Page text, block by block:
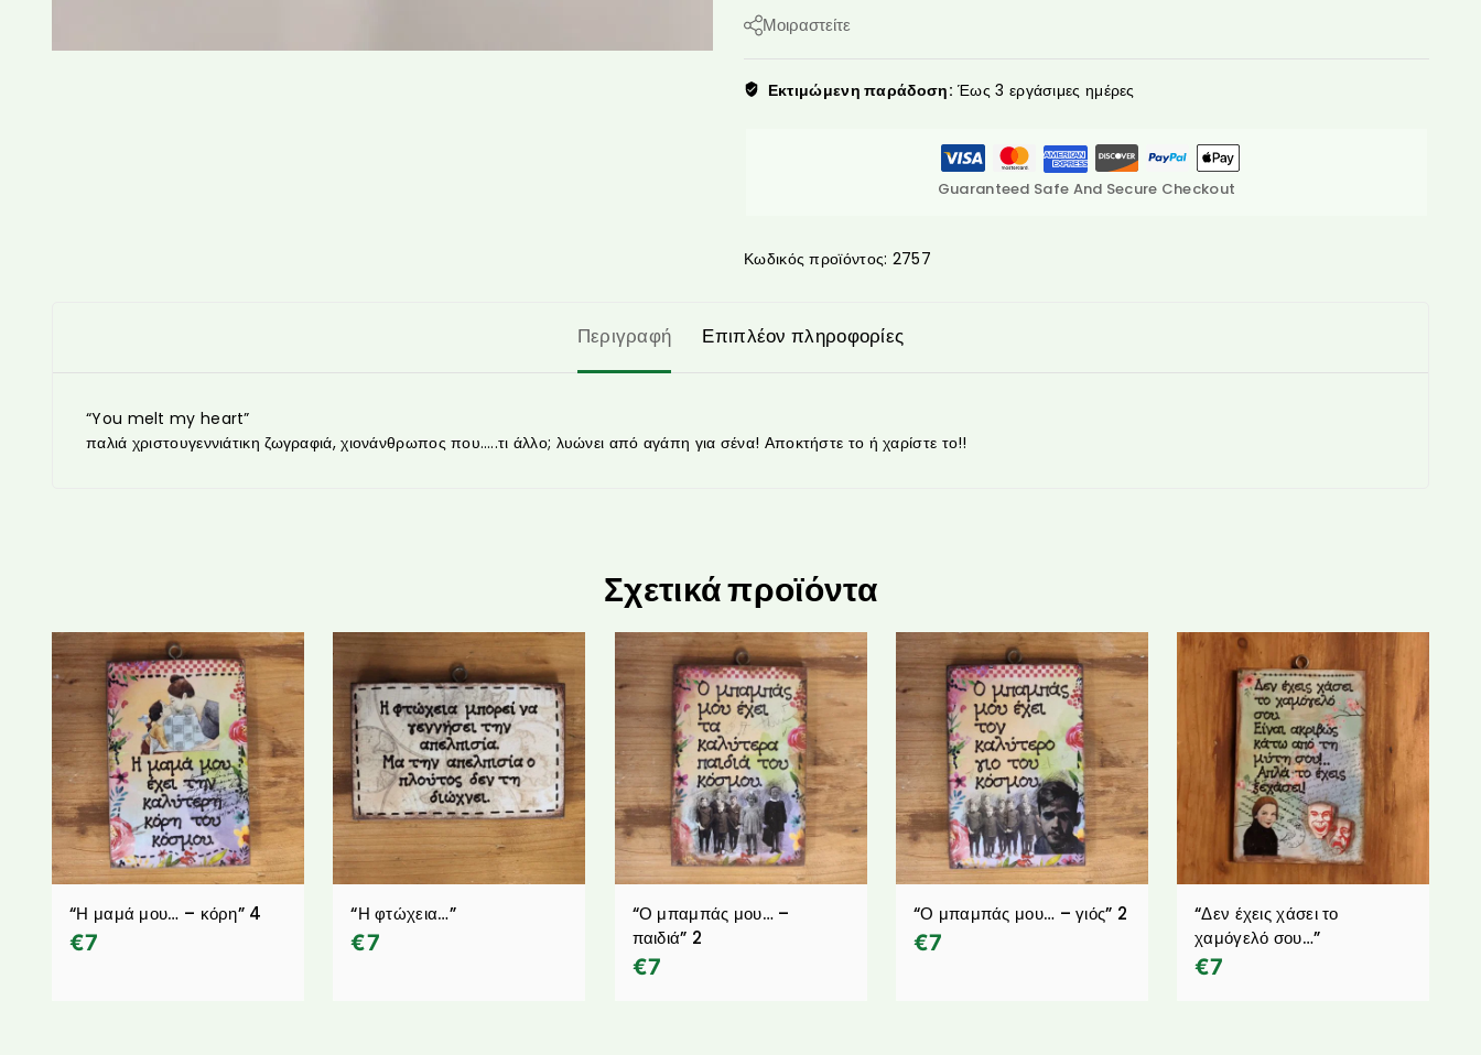
Μοιραστείτε
Εκτιμώμενη παράδοση: Έως 3 εργάσιμες ημέρες
Guaranteed Safe And Secure Checkout
Κωδικός προϊόντος: 2757
Περιγραφή Επιπλέον πληροφορίες
“You melt my heart”
παλιά χριστουγεννιάτικη ζωγραφιά, χιονάνθρωπος που…..τι άλλο; λυώνει από αγάπη για σένα! Αποκτήστε το ή χαρίστε το!!
Σχετικά προϊόντα
“Η μαμά μου… – κόρη” 4
€7
“Η φτώχεια…”
€7
“Ο μπαμπάς μου… –
παιδιά” 2
€7
“Ο μπαμπάς μου… – γιός” 2
€7
“Δεν έχεις χάσει το
χαμόγελό σου…”
€7